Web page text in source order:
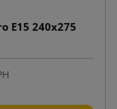
E15 240x275